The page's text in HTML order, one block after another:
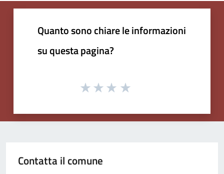
Quanto sono chiare le informazioni
su questa pagina?
Contatta il comune